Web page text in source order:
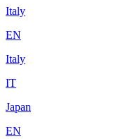
Italy
EN
Italy
IT
Japan
EN